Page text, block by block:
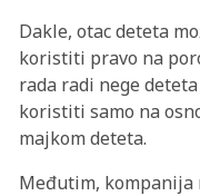
Dakle, otac deteta
koristiti pravo na
rada radi nege
koristiti samo na
majkom deteta.
Međutim, kompanija